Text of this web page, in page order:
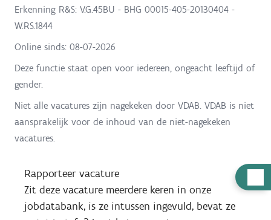
u
Erkenning R&S: V.G.45BU - BHG 00015-405-20130404 -
W.RS.1844
Online sinds: 08-07-2026
Deze functie staat open voor iedereen, ongeacht leeftijd of
gender.
Niet alle vacatures zijn nagekeken door VDAB. VDAB is niet
aansprakelijk voor de inhoud van de niet-nagekeken
vacatures.
Rapporteer vacature
Zit deze vacature meerdere keren in onze
jobdatabank, is ze intussen ingevuld, bevat ze